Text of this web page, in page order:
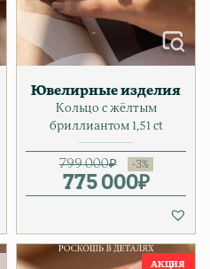
Ювелирные изделия
Кольцо с жёлтым
бриллиантом 1,51 ct
799 000₽
775 000₽
Текущая